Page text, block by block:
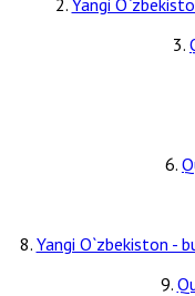
3.
6.
8. Yangi O`zbekiston -
9.